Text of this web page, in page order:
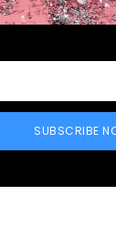
SUBSCRIBE